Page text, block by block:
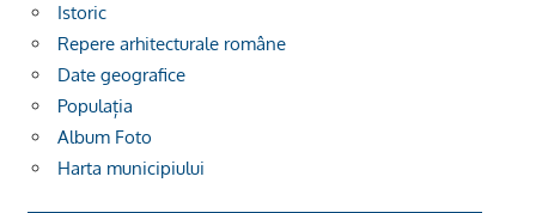
Istoric
Repere arhitecturale române
Date geografice
Populația
Album Foto
Harta municipiului